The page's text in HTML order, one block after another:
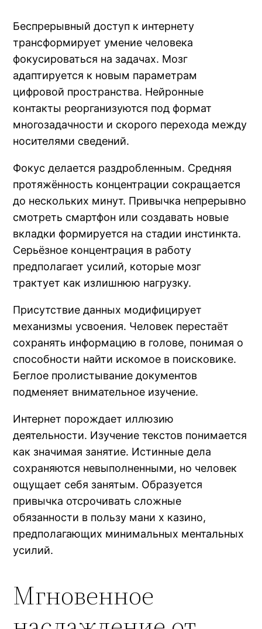
Беспрерывный доступ к интернету
трансформирует умение человека
фокусироваться на задачах. Мозг
адаптируется к новым параметрам
цифровой пространства. Нейронные
контакты реорганизуются под формат
многозадачности и скорого перехода между
носителями сведений.
Фокус делается раздробленным. Средняя
протяжённость концентрации сокращается
до нескольких минут. Привычка непрерывно
смотреть смартфон или создавать новые
вкладки формируется на стадии инстинкта.
Серьёзное концентрация в работу
предполагает усилий, которые мозг
трактует как излишнюю нагрузку.
Присутствие данных модифицирует
механизмы усвоения. Человек перестаёт
сохранять информацию в голове, понимая о
способности найти искомое в поисковике.
Беглое пролистывание документов
подменяет внимательное изучение.
Интернет порождает иллюзию
деятельности. Изучение текстов понимается
как значимая занятие. Истинные дела
сохраняются невыполненными, но человек
ощущает себя занятым. Образуется
привычка отсрочивать сложные
обязанности в пользу мани х казино,
предполагающих минимальных ментальных
усилий.
Мгновенное